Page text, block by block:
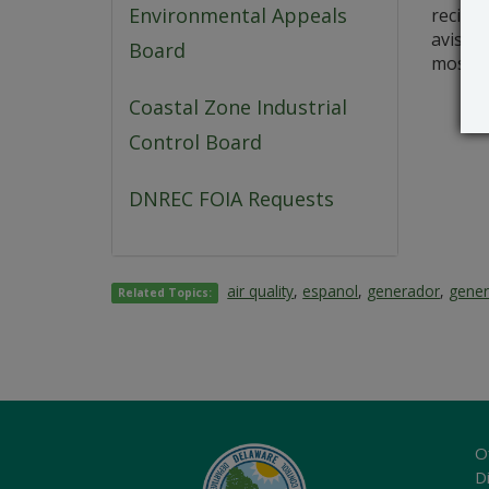
Environmental Appeals
Board
Coastal Zone Industrial
Control Board
DNREC FOIA Requests
reciba
aviso,
Related Topics: air quality, espanol, generador,